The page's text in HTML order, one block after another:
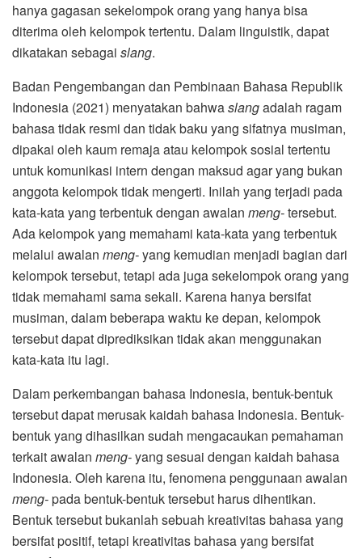
hanya gagasan sekelompok orang yang hanya bisa
diterima oleh kelompok tertentu. Dalam linguistik, dapat
dikatakan sebagai slang.
Badan Pengembangan dan Pembinaan Bahasa Republik
Indonesia (2021) menyatakan bahwaslangadalah ragam
bahasa tidak resmi dan tidak baku yang sifatnya musiman,
dipakai oleh kaum remaja atau kelompok sosial tertentu
untuk komunikasi intern dengan maksud agar yang bukan
anggota kelompok tidak mengerti. Inilah yang terjadi pada
kata-kata yang terbentuk dengan awalan meng-tersebut.
Ada kelompok yang memahami kata-kata yang terbentuk
melalui awalan meng-yang kemudian menjadi bagian dari
kelompok tersebut, tetapi ada juga sekelompok orang yang
tidak memahami sama sekali. Karena hanya bersifat
musiman, dalam beberapa waktu ke depan, kelompok
tersebut dapat diprediksikan tidak akan menggunakan
kata-kata itu lagi.
Dalam perkembangan bahasa Indonesia, bentuk-bentuk
tersebut dapat merusak kaidah bahasa Indonesia. Bentuk-
bentuk yang dihasilkan sudah mengacaukan pemahaman
terkait awalan meng-yang sesuai dengan kaidah bahasa
Indonesia. Oleh karena itu, fenomena penggunaan awalan
meng-pada bentuk-bentuk tersebut harus dihentikan.
Bentuk tersebut bukanlah sebuah kreativitas bahasa yang
bersifat positif, tetapi kreativitas bahasa yang bersifat